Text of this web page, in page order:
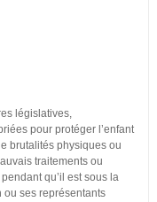
législatives,
pour protéger l’enfant
brutalités physiques ou
traitements ou
qu’il est sous la
ou ses représentants